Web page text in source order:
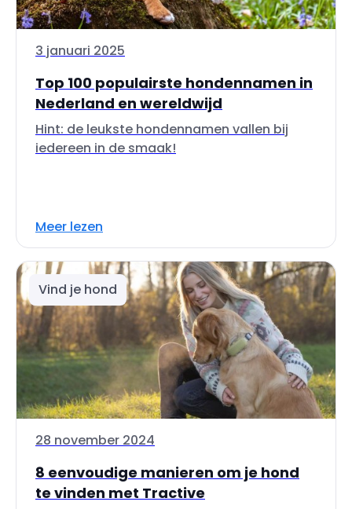
3 januari 2025
Top 100 populairste hondennamen in
Nederland en wereldwijd
Hint: de leukste hondennamen vallen bij
iedereen in de smaak!
Meer lezen
Vind je hond
28 november 2024
8 eenvoudige manieren om je hond
te vinden met Tractive